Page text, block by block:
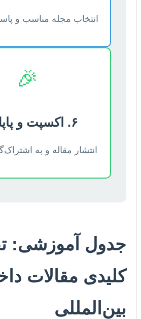
انتخاب مجله مناسب و
🎉
۶. اکسپت و پاپلیش
انتشار مقاله و به
جدول آموزشی:
کلیدی مقالات
بین‌المللی